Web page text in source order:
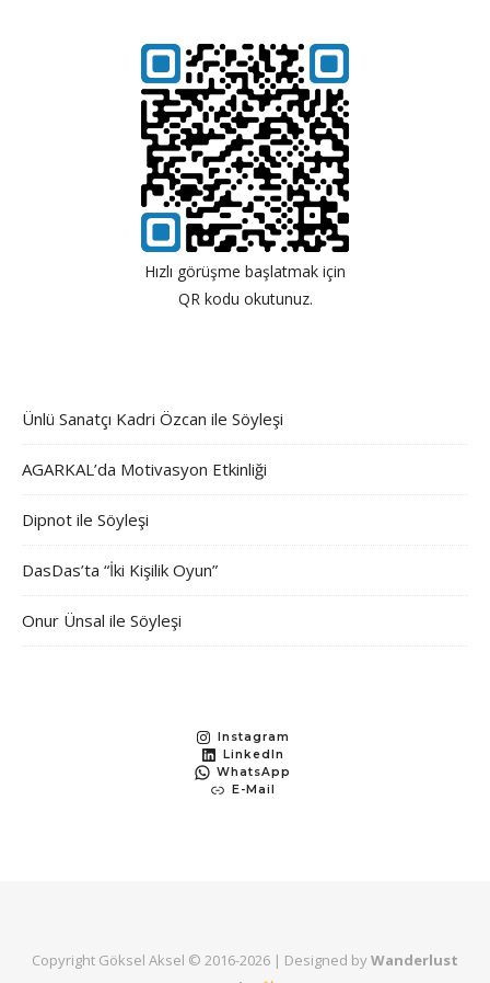
Hızlı görüşme başlatmak için
QR kodu okutunuz.
Ünlü Sanatçı Kadri Özcan ile Söyleşi
AGARKAL’da Motivasyon Etkinliği
Dipnot ile Söyleşi
DasDas’ta “İki Kişilik Oyun”
Onur Ünsal ile Söyleşi
Instagram
LinkedIn
WhatsApp
E-Mail
Copyright Göksel Aksel © 2016-2026 | Designed byWanderlust